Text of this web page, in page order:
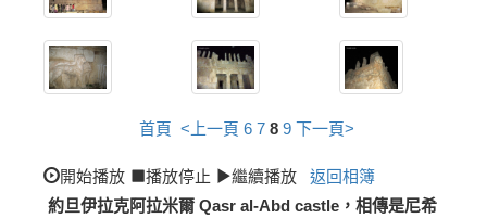
首頁 <上一頁 6 7 8 9 下一頁>
開始播放 播放停止 繼續播放
返回相簿
約旦伊拉克阿拉米爾 Qasr al-Abd castle，相傳是尼希